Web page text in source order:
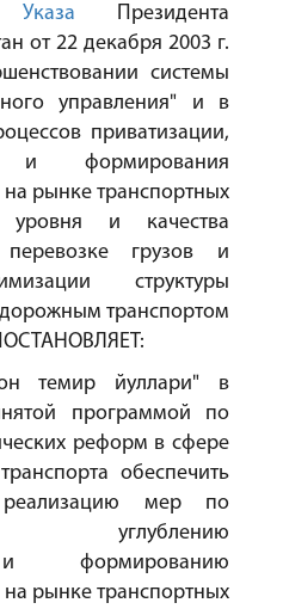
Указа Президента
от 22 декабря 2003 г.
системы
управления" и в
приватизации,
и формирования
рынке транспортных
уровня и качества
грузов и
структуры
транспортом
темир йуллари" в
программой по
реформ в сфере
обеспечить
реализацию мер по
углублению
формированию
рынке транспортных